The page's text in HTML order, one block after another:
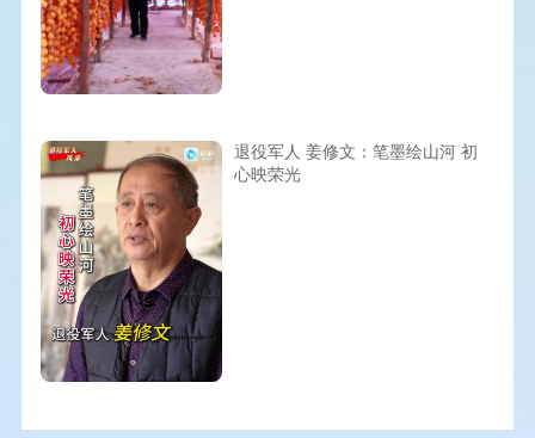
退役军人 姜修文：笔墨绘山河 初
心映荣光